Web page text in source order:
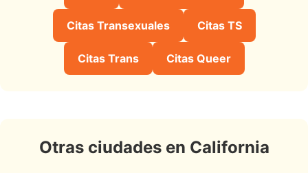
Citas Transexuales Citas TS
Citas Trans Citas Queer
Otras ciudades en California